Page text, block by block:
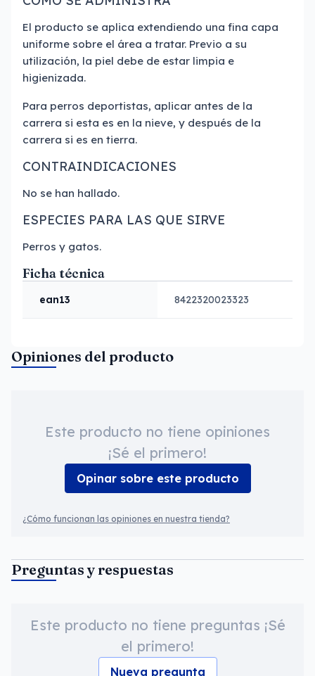
El producto se aplica extendiendo una fina capa
uniforme sobre el área a tratar. Previo a su
utilización, la piel debe de estar limpia e
higienizada.
Para perros deportistas, aplicar antes de la
carrera si esta es en la nieve, y después de la
carrera si es en tierra.
CONTRAINDICACIONES
No se han hallado.
ESPECIES PARA LAS QUE SIRVE
Perros y gatos.
Ficha técnica
ean13 8422320023323
Opiniones del producto
Este producto no tiene opiniones
¡Sé el primero!
Opinar sobre este producto
¿Cómo funcionan las opiniones en nuestra tienda?
Preguntas y respuestas
Este producto no tiene preguntas ¡Sé
el primero!
Nueva pregunta